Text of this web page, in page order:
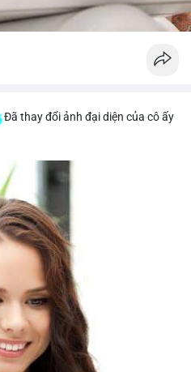
Đã thay đổi ảnh đại diện của cô ấy